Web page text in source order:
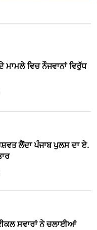
ਮਾਮਲੇ ਵਿਚ ਨੌਜਵਾਨਾਂ ਵਿਰੁੱਧ
ਲੈਂਦਾ ਪੰਜਾਬ ਪੁਲਸ ਦਾ ਏ.
ਸਵਾਰਾਂ ਨੇ ਚਲਾਈਆਂ